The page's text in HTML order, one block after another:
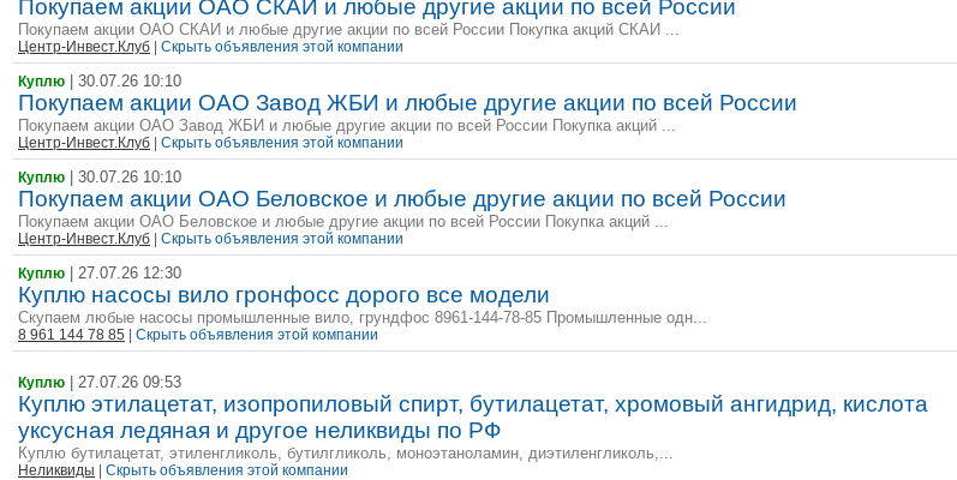
Покупаем акции ОАО СКАИ и любые другие акции по всей России
Покупаем акции ОАО СКАИ и любые другие акции по всей России Покупка акций СКАИ ...
Центр-Инвест.Клуб | Скрыть объявления этой компании
Куплю | 30.07.26 10:10
Покупаем акции ОАО Завод ЖБИ и любые другие акции по всей России
Покупаем акции ОАО Завод ЖБИ и любые другие акции по всей России Покупка акций ...
Центр-Инвест.Клуб | Скрыть объявления этой компании
Куплю | 30.07.26 10:10
Покупаем акции ОАО Беловское и любые другие акции по всей России
Покупаем акции ОАО Беловское и любые другие акции по всей России Покупка акций ...
Центр-Инвест.Клуб | Скрыть объявления этой компании
Куплю | 27.07.26 12:30
Куплю насосы вило гронфосс дорого все модели
Скупаем любые насосы промышленные вило, грундфос 8961-144-78-85 Промышленные одн...
8 961 144 78 85 | Скрыть объявления этой компании
Куплю | 27.07.26 09:53
Куплю этилацетат, изопропиловый спирт, бутилацетат, хромовый ангидрид, кислота
уксусная ледяная и другое неликвиды по РФ
Куплю бутилацетат, этиленгликоль, бутилгликоль, моноэтаноламин, диэтиленгликоль,...
Неликвиды | Скрыть объявления этой компании